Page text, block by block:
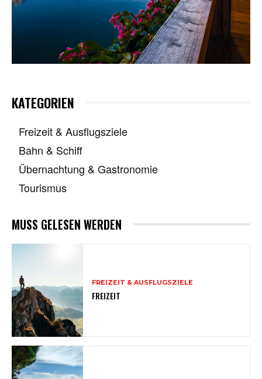
KATEGORIEN
Freizeit & Ausflugsziele
Bahn & Schiff
Übernachtung & Gastronomie
Tourismus
MUSS GELESEN WERDEN
FREIZEIT & AUSFLUGSZIELE
FREIZEIT